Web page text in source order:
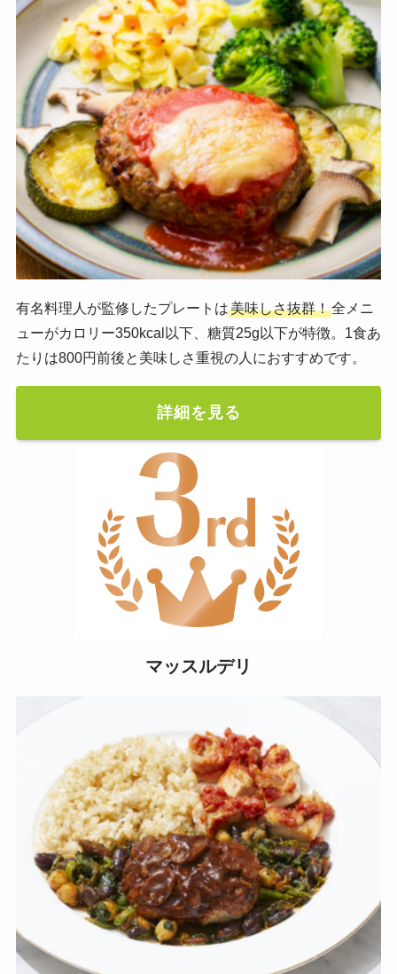
有名料理人が監修したプレートは美味しさ抜群！全メニ
ューがカロリー350kcal以下、糖質25g以下が特徴。1食あ
たりは800円前後と美味しさ重視の人におすすめです。
詳細を見る
マッスルデリ